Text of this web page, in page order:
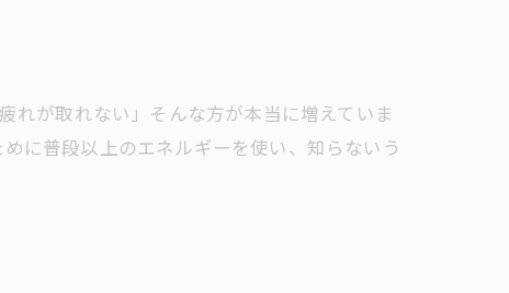
が取れない」そんな方が本当に増えていま
に普段以上のエネルギーを使い、知らないう